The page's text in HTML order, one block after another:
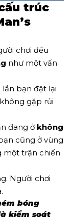
trúc
chơi đều
như một vấn
bạn đặt lại
gặp rủi
đang ở không
cũng ở vùng
một trận chiến
Người chơi
bóng
kiểm soát